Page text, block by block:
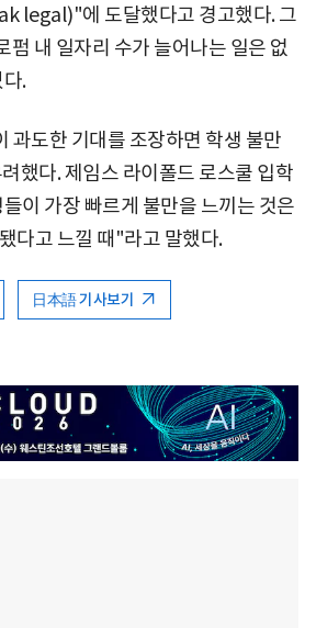
legal)"에 도달했다고 경고했다. 그
펌 내 일자리 수가 늘어나는 일은 없
.
과도한 기대를 조장하면 학생 불만
했다. 제임스 라이폴드 로스쿨 입학
이 가장 빠르게 불만을 느끼는 것은
다고 느낄 때"라고 말했다.
日本語 기사보기